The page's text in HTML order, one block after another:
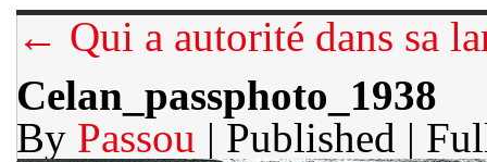
← Qui a autorité dans sa
Celan_passphoto_1938
By Passou | Published |